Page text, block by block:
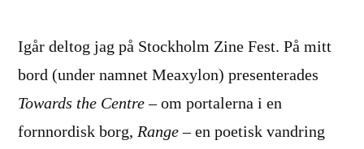
Igår deltog jag på Stockholm Zine Fest. På mitt
bord (under namnet Meaxylon) presenterades
Towards the Centre– om portalerna i en
fornnordisk borg, Range– en poetisk vandring